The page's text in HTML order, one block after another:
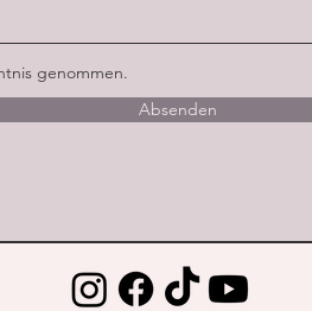
genommen.
Absenden
by Elijah Louis. Proudly created with